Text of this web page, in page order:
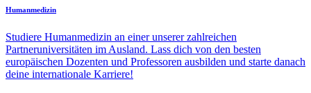
Humanmedizin
Studiere Humanmedizin an einer unserer zahlreichen
Partneruniversitäten im Ausland. Lass dich von den besten
europäischen Dozenten und Professoren ausbilden und starte danach
deine internationale Karriere!